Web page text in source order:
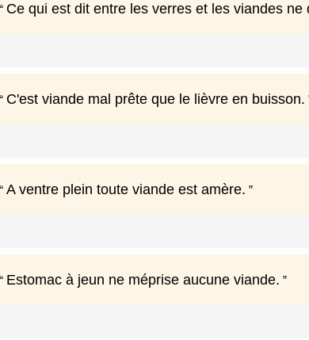
Ce qui est dit entre les verres et les viandes
C'est viande mal prête que le lièvre en buisson.
A ventre plein toute viande est amère.
Estomac à jeun ne méprise aucune viande.